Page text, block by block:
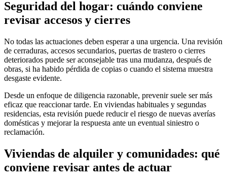
Seguridad del hogar: cuándo conviene
revisar accesos y cierres
No todas las actuaciones deben esperar a una urgencia. Una revisión
de cerraduras, accesos secundarios, puertas de trastero o cierres
deteriorados puede ser aconsejable tras una mudanza, después de
obras, si ha habido pérdida de copias o cuando el sistema muestra
desgaste evidente.
Desde un enfoque de diligencia razonable, prevenir suele ser más
eficaz que reaccionar tarde. En viviendas habituales y segundas
residencias, esta revisión puede reducir el riesgo de nuevas averías
domésticas y mejorar la respuesta ante un eventual siniestro o
reclamación.
Viviendas de alquiler y comunidades: qué
conviene revisar antes de actuar